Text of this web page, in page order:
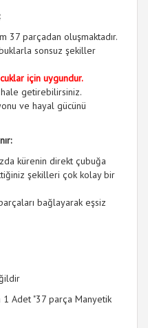
37 parçadan oluşmaktadır.
sonsuz şekiller
için uygundur.
hale getirebilirsiniz.
ve hayal gücünü
kürenin direkt çubuğa
şekilleri çok kolay bir
bağlayarak eşsiz
Adet "37 parça Manyetik